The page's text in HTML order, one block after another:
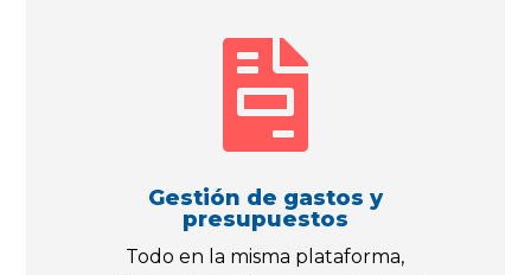

Gestión de gastos y
presupuestos
Todo en la misma plataforma,